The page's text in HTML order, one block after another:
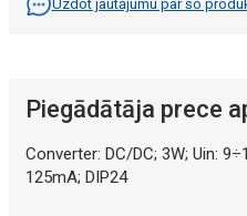
Uzdot jautājumu par šo
Piegādātāja prece
Converter: DC/DC; 3W; Uin:
125mA; DIP24